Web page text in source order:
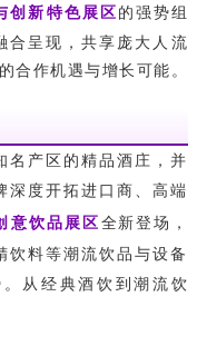
创新特色展区 的强势组
合呈现，共享庞大人流
合作机遇与增长可能。
名产区的精品酒庄，并
深度开拓进口商、高端
意饮品展区 全新登场，
饮料等潮流饮品与设备
从经典酒饮到潮流饮